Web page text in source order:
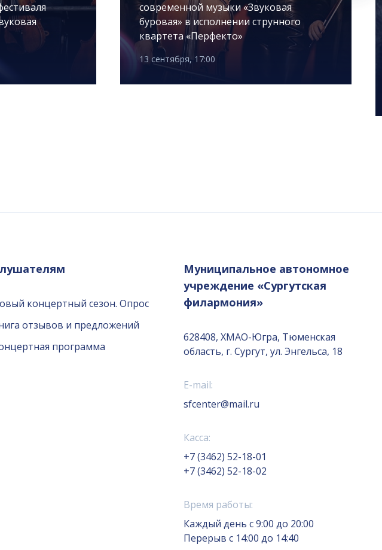
современной музыки «Звуковая
буровая» в исполнении струнного
квартета «Перфекто»
13 сентября, 17:00
концертный сезон. Опрос
отзывов и предложений
программа
Муниципальное автономное
учреждение «Сургутская
филармония»
628408, ХМАО-Югра, Тюменская
область, г. Сургут, ул. Энгельса, 18
E-mail:
sfcenter@mail.ru
Касса:
+7 (3462) 52-18-01
+7 (3462) 52-18-02
Время работы:
Каждый день с 9:00 до 20:00
Перерыв с 14:00 до 14:40